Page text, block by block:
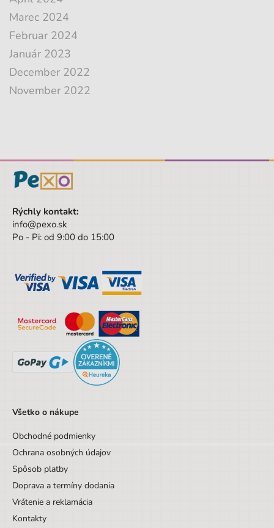
Marec 2024
Februar 2024
Január 2023
December 2022
November 2022
Rýchly kontakt:
info@pexo.sk
Po - Pi: od 9:00 do 15:00
Všetko o nákupe
Obchodné podmienky
Ochrana osobných údajov
Spôsob platby
Doprava a termíny dodania
Vrátenie a reklamácia
Kontakty